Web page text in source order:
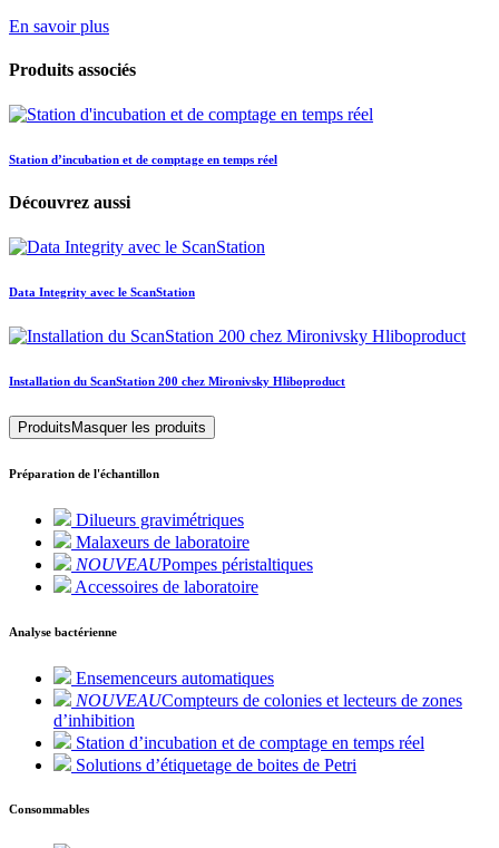
En savoir plus
Produits associés
Station d’incubation et de comptage en temps réel
Découvrez aussi
Data Integrity avec le ScanStation
Installation du ScanStation 200 chez Mironivsky Hliboproduct
ProduitsMasquer les produits
Préparation de l'échantillon
Dilueurs gravimétriques
Malaxeurs de laboratoire
NOUVEAUPompes péristaltiques
Accessoires de laboratoire
Analyse bactérienne
Ensemenceurs automatiques
NOUVEAUCompteurs de colonies et lecteurs de zones
d’inhibition
Station d’incubation et de comptage en temps réel
Solutions d’étiquetage de boites de Petri
Consommables